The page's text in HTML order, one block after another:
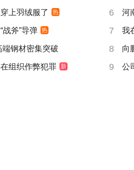
上羽绒服了 热 6 河
战斧”导弹 热 7 我
钢材密集突破 8 向
组织作弊犯罪 新 9 公